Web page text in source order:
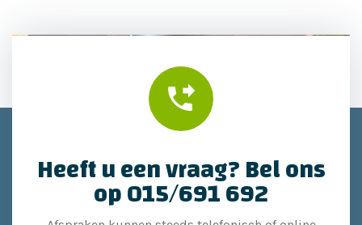
Heeft u een vraag? Bel ons
op 015/691 692